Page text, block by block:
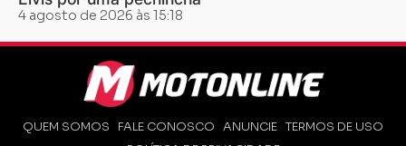
4 agosto de 2026 às 15:18
QUEM SOMOS FALE CONOSCO ANUNCIE TERMOS DE USO